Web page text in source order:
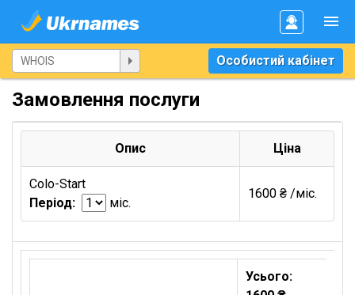
Особистий кабінет
Замовлення послуги
Опис Ціна
Colo-Start
Період:
міс.
1600 ₴ /міс.
Усього: